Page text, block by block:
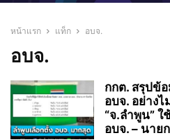
หน้าแรก แท็ก อบจ.
อบจ.
กกต. สรุปข้
อบจ. อย่างไ
“จ.ลำพูน”
อบจ. – นาย